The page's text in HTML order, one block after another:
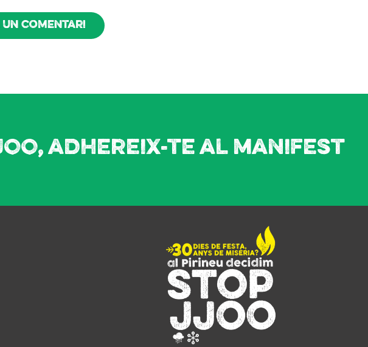
un comentari
adhereix-te al manifest